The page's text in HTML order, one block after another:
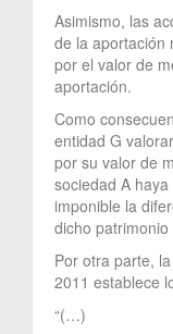
Asimismo, las
de la aportación
por el valor de
aportación.
Como
entidad G
por su valor de
sociedad A
imponible la
dicho
Por otra parte,
2011 establece
“(…)